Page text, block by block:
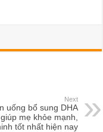
Next
uống bổ sung DHA
mẹ khỏe mạnh,
tốt nhất hiện nay